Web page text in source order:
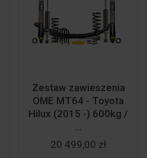
Zestaw zawieszenia
OME MT64 - Toyota
Hilux (2015 -) 600kg /
...
20 499,00 zł